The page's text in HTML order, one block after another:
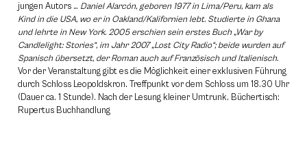
jungen Autors … Daniel Alarcón, geboren 1977 in Lima/Peru, kam als
Kind in die USA, wo er in Oakland/Kalifornien lebt. Studierte in Ghana
und lehrte in New York. 2005 erschien sein erstes Buch „War by
Candlelight: Stories“, im Jahr 2007 „Lost City Radio“; beide wurden auf
Spanisch übersetzt, der Roman auch auf Französisch und Italienisch.
Vor der Veranstaltung gibt es die Möglichkeit einer exklusiven Führung
durch Schloss Leopoldskron. Treffpunkt vor dem Schloss um 18.30 Uhr
(Dauer ca. 1 Stunde). Nach der Lesung kleiner Umtrunk. Büchertisch:
Rupertus Buchhandlung